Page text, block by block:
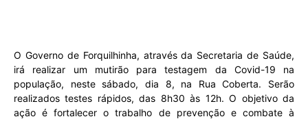
O Governo de Forquilhinha, através da Secretaria de Saúde,
irá realizar um mutirão para testagem da Covid-19 na
população, neste sábado, dia 8, na Rua Coberta. Serão
realizados testes rápidos, das 8h30 às 12h. O objetivo da
ação é fortalecer o trabalho de prevenção e combate à